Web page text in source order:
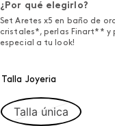
¿Por qué elegirlo?
Set Aretes x5 en baño de
cristales*, perlas Finart** y
especial a tu look!
Talla Joyeria
Talla única